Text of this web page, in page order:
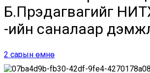
Б.Пүрэдагвагийг
-ийн саналаар
2 сарын өмнө